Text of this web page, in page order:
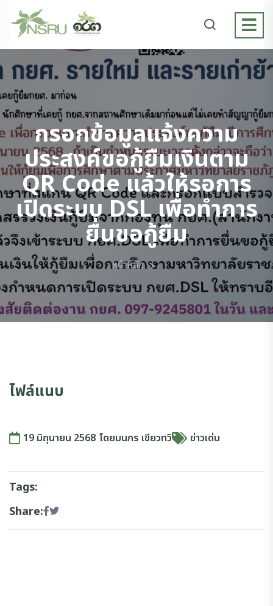
กรอกข้อมูลแจ้งความ
ประสงค์ขอกู้ยืมเงินตาม
QR Code แล้วให้รอการ
เปิดระบบ DSL เพื่อทำการ
ยื่นขอกู้ยืม
หน้าหลัก
ไฟล์แนบ
19 มิถุนายน 2568 โดยมนภร เขียวทวิ ข่าวเด่น
Tags:
Share: